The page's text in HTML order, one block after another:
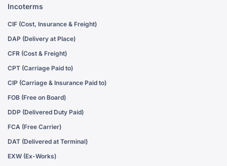
Incoterms
CIF (Cost, Insurance & Freight)
DAP (Delivery at Place)
CFR (Cost & Freight)
CPT (Carriage Paid to)
CIP (Carriage & Insurance Paid to)
FOB (Free on Board)
DDP (Delivered Duty Paid)
FCA (Free Carrier)
DAT (Delivered at Terminal)
EXW (Ex-Works)